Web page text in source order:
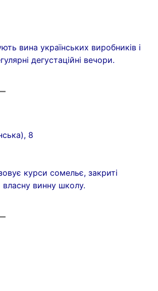
вина українських виробників і
дегустаційні вечори.
8
курси сомельє, закриті
власну винну школу.